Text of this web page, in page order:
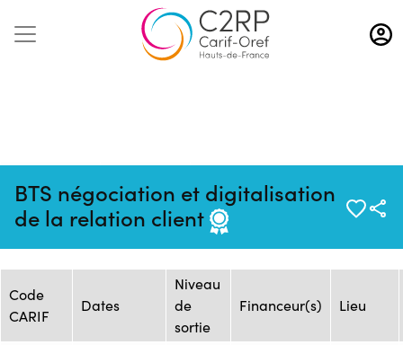
Aller
au
contenu
BTS négociation et digitalisation
de la relation client
02/10/2025
: 2484249F
PAS-DE-CALAIS - Siège
Session de formation
Code
CARIF
Dates
Niveau
de
sortie
Financeur(s) Lieu